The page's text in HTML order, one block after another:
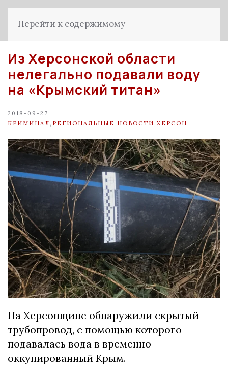
Перейти к содержимому
Из Херсонской области
нелегально подавали воду
на «Крымский титан»
2018-09-27
КРИМИНАЛ РЕГИОНАЛЬНЫЕ НОВОСТИ ХЕРСОН
На Херсонщине обнаружили скрытый
трубопровод, с помощью которого
подавалась вода в временно
оккупированный Крым.